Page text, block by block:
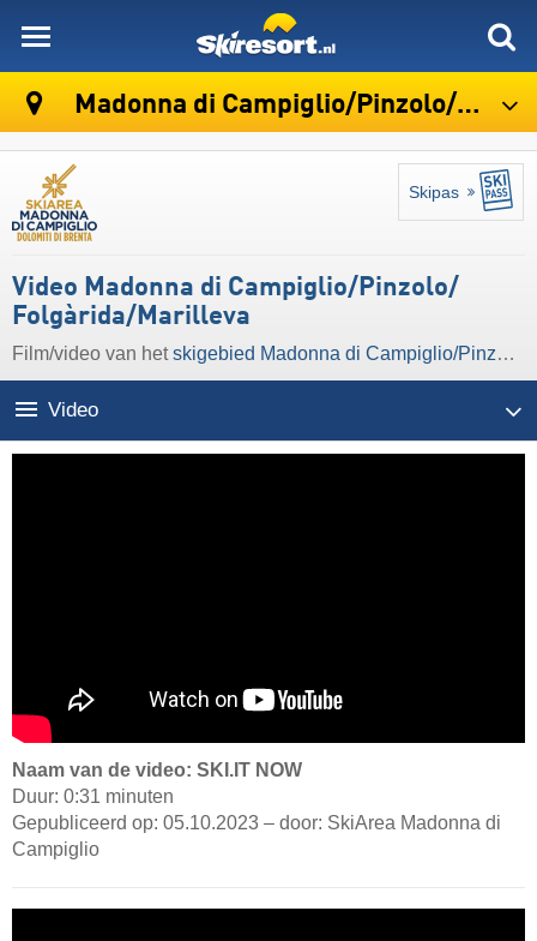
Madonna di Campiglio/​Pinzolo/​Folgàrida/​Marilleva
Skipas
Video Madonna di Campiglio/​Pinzolo/​
Folgàrida/​Marilleva
Film/video van hetskigebied Madonna di Campiglio/​Pinzolo/​Folgàrida/​Marilleva
Video
Naam van de video: SKI.IT NOW
Duur: 0:31 minuten
Gepubliceerd op: 05.10.2023 – door: SkiArea Madonna di
Campiglio